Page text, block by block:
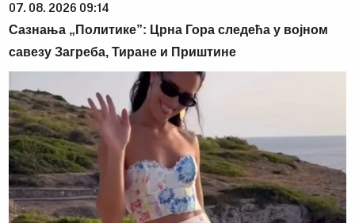
07. 08. 2026 09:14
Сазнања „Политике”: Црна Гора следећа у војном
савезу Загреба, Тиране и Приштине